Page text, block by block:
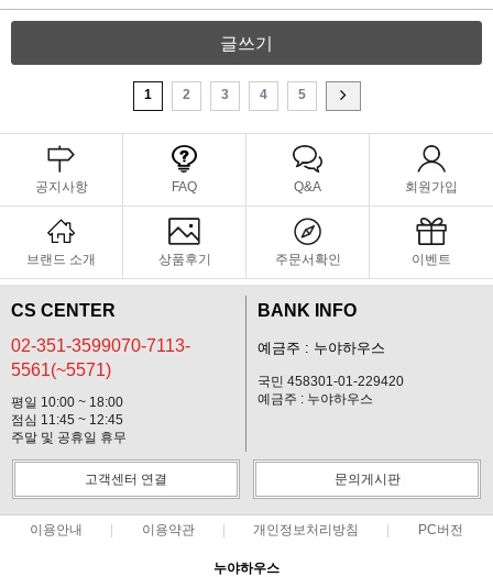
글쓰기
1 2 3 4 5
공지사항 FAQ Q&A 회원가입
브랜드 소개 상품후기 주문서확인 이벤트
CS CENTER
02-351-3599070-7113-
5561(~5571)
평일 10:00 ~ 18:00
점심 11:45 ~ 12:45
주말 및 공휴일 휴무
BANK INFO
예금주 : 누야하우스
국민 458301-01-229420
예금주 : 누야하우스
고객센터 연결 문의게시판
이용안내 이용약관 개인정보처리방침 PC버전
누야하우스